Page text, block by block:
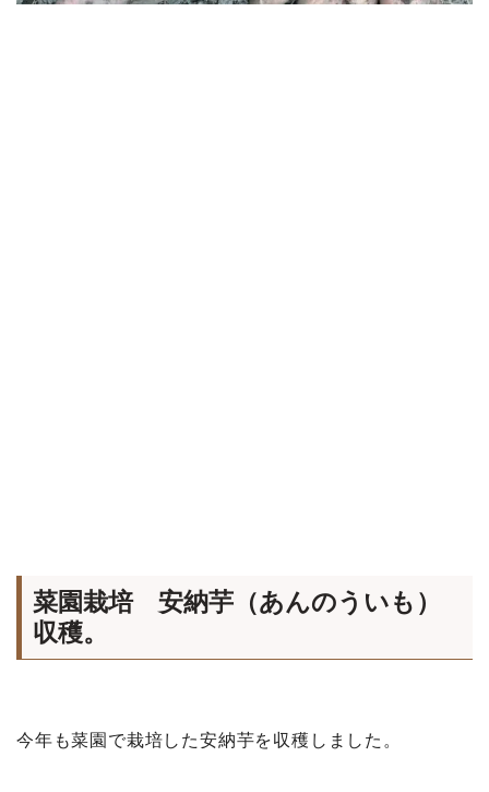
菜園栽培 安納芋（あんのういも）
収穫。
今年も菜園で栽培した安納芋を収穫しました。